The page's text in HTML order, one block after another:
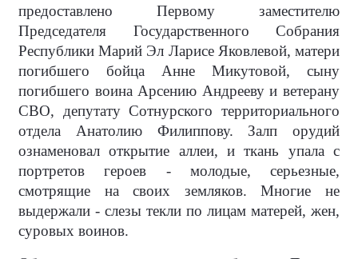
предоставлено Первому заместителю
Председателя Государственного Собрания
Республики Марий Эл Ларисе Яковлевой, матери
погибшего бойца Анне Микутовой, сыну
погибшего воина Арсению Андрееву и ветерану
СВО, депутату Сотнурского территориального
отдела Анатолию Филиппову. Залп орудий
ознаменовал открытие аллеи, и ткань упала с
портретов героев - молодые, серьезные,
смотрящие на своих земляков. Многие не
выдержали - слезы текли по лицам матерей, жен,
суровых воинов.